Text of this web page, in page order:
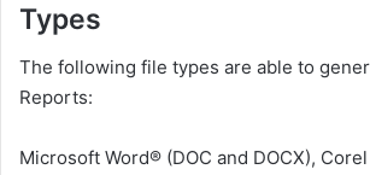
Types
The following file types are able to
Reports:
Microsoft Word® (DOC and DOCX),